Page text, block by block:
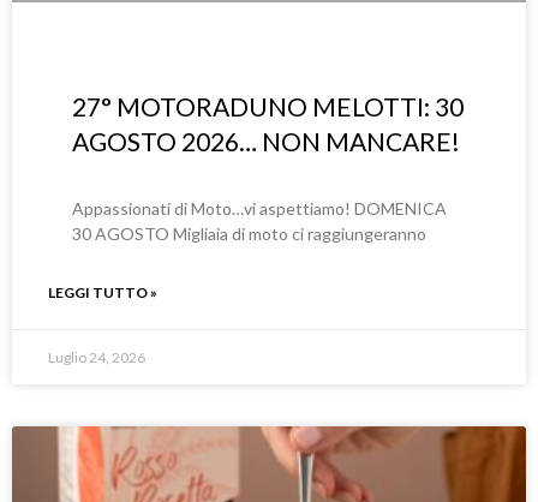
27° MOTORADUNO MELOTTI: 30
AGOSTO 2026… NON MANCARE!
Appassionati di Moto…vi aspettiamo! DOMENICA
30 AGOSTO Migliaia di moto ci raggiungeranno
LEGGI TUTTO »
Luglio 24, 2026